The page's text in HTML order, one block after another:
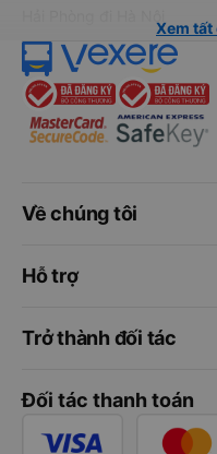
Xem
Về chúng tôi
Hỗ trợ
Trở thành đối tác
Đối tác thanh toán